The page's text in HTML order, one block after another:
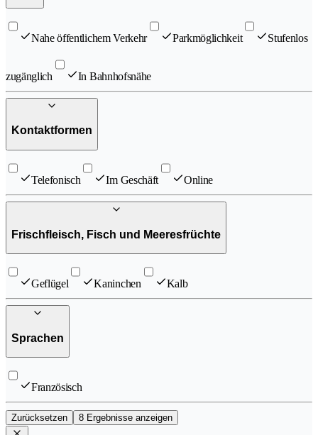
Nahe öffentlichem Verkehr Parkmöglichkeit Stufenlos
zugänglich In Bahnhofsnähe
Kontaktformen
Telefonisch Im Geschäft Online
Frischfleisch, Fisch und Meeresfrüchte
Geflügel Kaninchen Kalb
Sprachen
Französisch
Zurücksetzen 8 Ergebnisse anzeigen